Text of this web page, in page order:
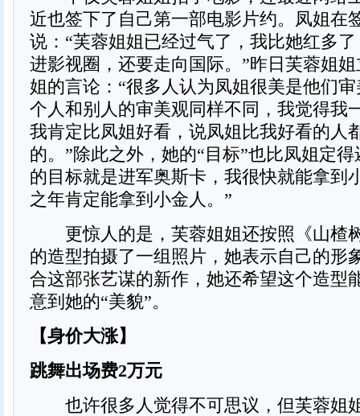
近也签下了自己第一部电影片约。凤姐在
说：“芙蓉姐姐已经过气了，我比她红多
进影视圈，还要走向国际。”昨日芙蓉姐
姐的言论：“很多人认为凤姐很美是他们
个人和别人的审美观同样不同，我觉得我
我肯定比凤姐好看，说凤姐比我好看的人
的。”除此之外，她的“目标”也比凤姐定
的目标就是进军奥斯卡，我很快就能拿到
之年肯定能拿到小金人。”
更惊人的是，芙蓉姐姐还按照《山楂
的造型拍摄了一组照片，她表示自己的形
合这部张艺谋的新作，她还希望这个造型
意到她的“美貌”。
【身价大涨】
跳舞出场费2万元
也许很多人觉得不可思议，但芙蓉姐